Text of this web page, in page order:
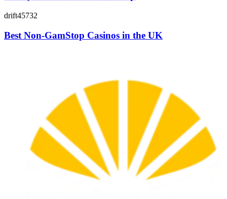
drift45732
Best Non-GamStop Casinos in the UK